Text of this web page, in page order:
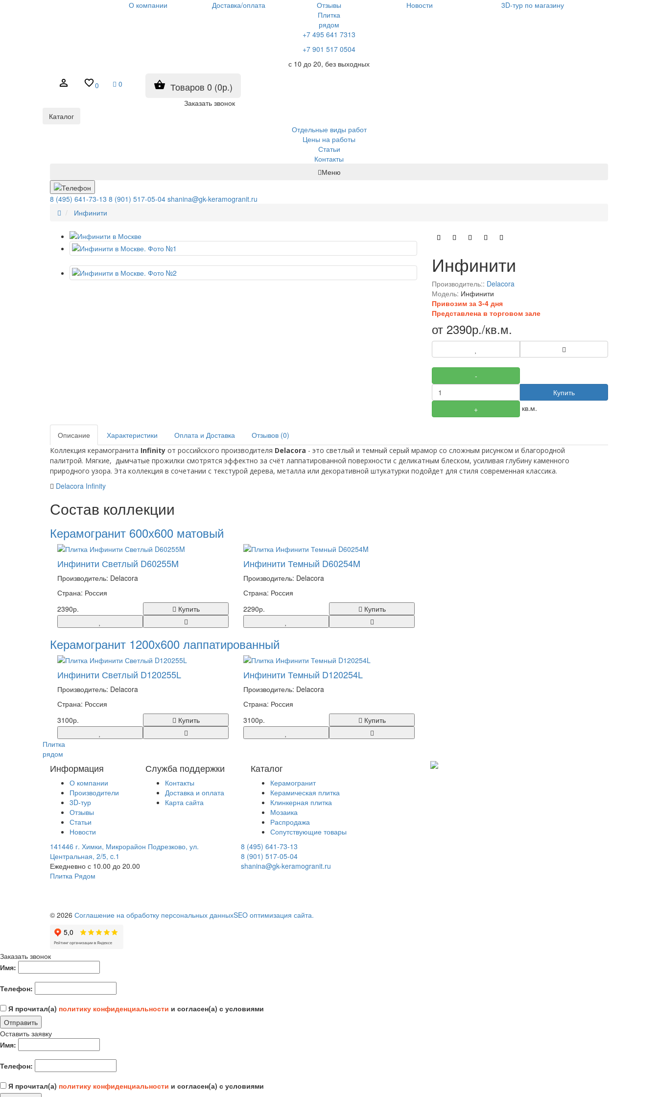
О компании Доставка/оплата Отзывы Новости
3D-тур по магазину
Плитка
рядом
+7 495 641 7313
+7 901 517 0504
с 10 до 20, без выходных
0 0 Товаров 0 (0р.)
Заказать звонок
Каталог
Отдельные виды работ
Цены на работы
Статьи
Контакты
Меню
8 (495) 641-73-13 8 (901) 517-05-04 shanina@gk-keramogranit.ru
Инфинити
Инфинити
Производитель:: Delacora
Модель: Инфинити
Привозим за 3-4 дня
Представлена в торговом зале
от 2390р./кв.м.
-
+ кв.м.
Купить
Описание Характеристики Оплата и Доставка Отзывов (0)
Коллекция керамогранита Infinity от российского производителя Delacora - это светлый и темный серый мрамор со сложным рисунком и благородной
палитрой. Мягкие, дымчатые прожилки смотрятся эффектно за счёт лаппатированной поверхности с деликатным блеском, усиливая глубину каменного
природного узора. Эта коллекция в сочетании с текстурой дерева, металла или декоративной штукатурки подойдет для стиля современная классика.
Delacora Infinity
Состав коллекции
Керамогранит 600х600 матовый
Инфинити Светлый D60255M
Производитель: Delacora
Страна: Россия
2390р.
Купить
Инфинити Темный D60254M
Производитель: Delacora
Страна: Россия
2290р.
Купить
Керамогранит 1200х600 лаппатированный
Инфинити Светлый D120255L
Производитель: Delacora
Страна: Россия
3100р.
Купить
Инфинити Темный D120254L
Производитель: Delacora
Страна: Россия
3100р.
Купить
Плитка
рядом
Информация
О компании
Производители
3D-тур
Отзывы
Статьи
Новости
Служба поддержки
Контакты
Доставка и оплата
Карта сайта
Каталог
Керамогранит
Керамическая плитка
Клинкерная плитка
Мозаика
Распродажа
Сопутствующие товары
141446 г. Химки, Микрорайон Подрезково, ул.
Центральная, 2/5, c.1
Ежедневно с 10.00 до 20.00
Плитка Рядом
8 (495) 641-73-13
8 (901) 517-05-04
shanina@gk-keramogranit.ru
© 2026 Соглашение на обработку персональных данныхSEO оптимизация сайта.
Заказать звонок
Имя:
Телефон:
Я прочитал(а) политику конфиденциальности и согласен(а) с условиями
Отправить
Оставить заявку
Имя:
Телефон:
Я прочитал(а) политику конфиденциальности и согласен(а) с условиями